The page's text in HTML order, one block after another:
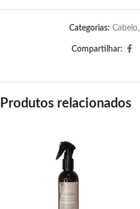
Categorias: Cabelo,
Compartilhar:
Produtos relacionados